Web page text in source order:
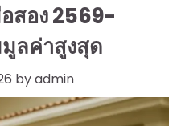
สอง 2569-
ลค่าสูงสุด
byadmin